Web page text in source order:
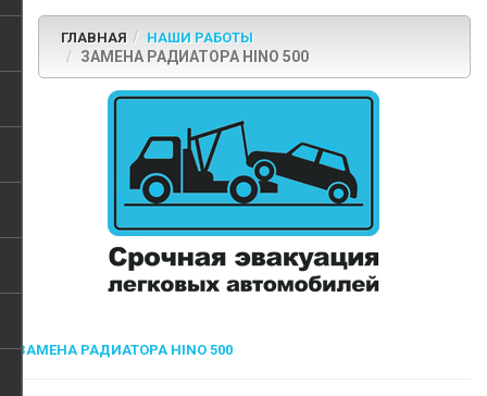
ГЛАВНАЯ НАШИ РАБОТЫ
ЗАМЕНА РАДИАТОРА HINO 500
ЗАМЕНА РАДИАТОРА HINO 500